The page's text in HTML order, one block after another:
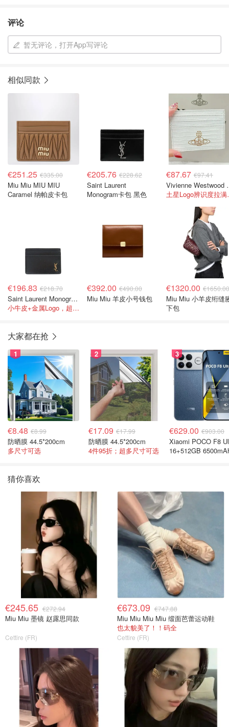
评论
暂无评论，打开App写评论
相似同款
€251.25 €335.00
Miu Miu MIU MIU
Caramel 纳帕皮卡包
€205.76 €228.62
Saint Laurent
Monogram卡包 黑色
€87.67 €97.41
土星
€196.83 €218.70
Saint Laurent Monogram卡包 黑色
小牛皮+金属Logo，超薄不占地
€392.00 €490.00
Miu Miu 羊皮小号钱包
€1320.00 €1650.00
Miu Miu 小羊皮绗缝
下包
大家都在抢
1
€8.48 €8.99
防晒膜 44.5*200cm
多尺寸可选
2
€17.09 €17.99
防晒膜 44.5*200cm
4件95折；超多尺寸可选
3
€629.00 €903.00
Xiaomi POCO F8
16+512GB
猜你喜欢
€245.65 €272.94
Miu Miu 墨镜 赵露思同款
Cettire (FR)
€673.09 €747.88
Miu Miu Miu Miu 缎面芭蕾运动鞋
也太貌美了！！码全
Cettire (FR)